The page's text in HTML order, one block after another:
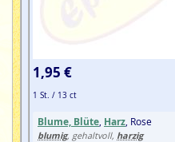
1,95 €
1 St. / 13 ct
Blume, Blüte Harz , Rose
blumig, gehaltvoll, harzig